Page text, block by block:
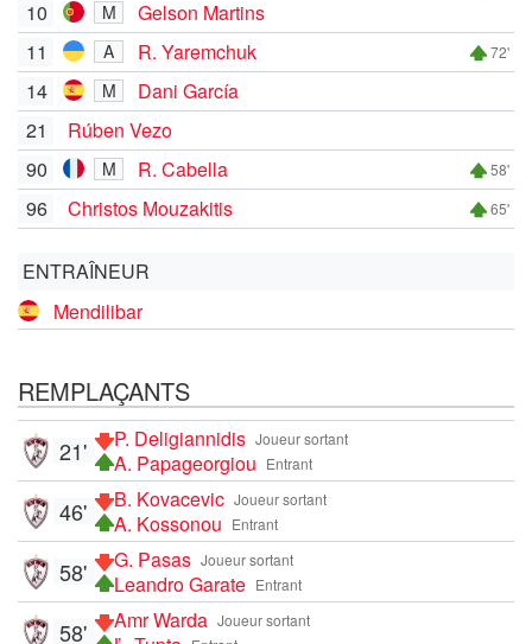
10 M
Gelson Martins
11
A R. Yaremchuk 72'
14 M
Dani García
21
Rúben Vezo
90
M R. Cabella 58'
96 Christos Mouzakitis 65'
ENTRAÎNEUR
Mendilibar
REMPLAÇANTS
Joueur sortant
P. Deligiannidis
Entrant
A. Papageorgiou
21'
Joueur sortant
B. Kovacevic
Entrant
A. Kossonou
46'
Joueur sortant
G. Pasas
Entrant
Leandro Garate
58'
Joueur sortant
Amr Warda
58'